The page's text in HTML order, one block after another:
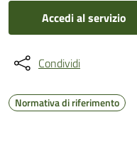
Accedi al servizio
Condividi
Normativa di riferimento